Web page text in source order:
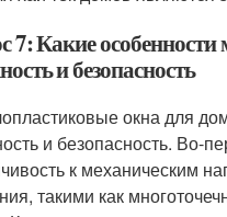
7: Какие
и безопасность
окна для
и безопасность. Во-
к механическим
такими как